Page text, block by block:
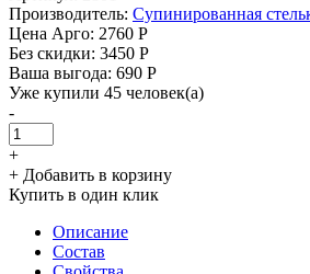
Производитель: Супинированная
Цена Арго: 2760 Р
Без скидки: 3450 Р
Ваша выгода: 690 Р
Уже купили 45 человек(а)
-
+
+ Добавить в корзину
Купить в один клик
Описание
Состав